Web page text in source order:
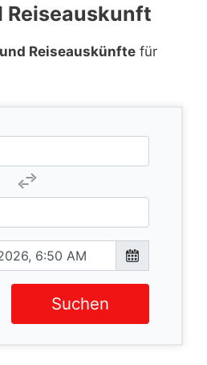
Reiseauskunft
Reiseauskünfte für
Suchen